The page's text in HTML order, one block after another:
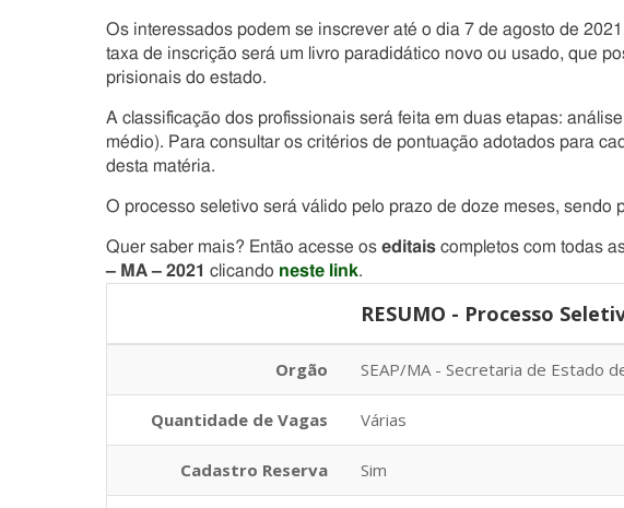
Os interessados podem se inscrever até o dia 7 de agosto de
taxa de inscrição será um livro paradidático novo ou usado, que
prisionais do estado.
A classificação dos profissionais será feita em duas etapas:
médio). Para consultar os critérios de pontuação adotados para
desta matéria.
O processo seletivo será válido pelo prazo de doze meses, sendo
Quer saber mais? Então acesse os editais completos com todas
– MA – 2021 clicando neste link.
RESUMO - Processo
Orgão SEAP/MA - Secretaria de Estado
Quantidade de Vagas Várias
Cadastro Reserva Sim